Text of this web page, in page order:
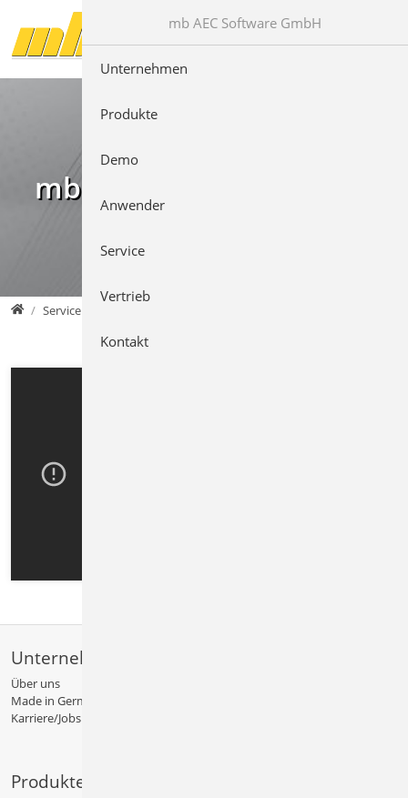
Direkt zur Hauptnavigation springen
Direkt zum Inhalt springen
mb Videos
mb AEC Software GmbH
Service
Unternehmen
Über uns
Made in Germany
Karriere/Jobs
Produkte
mb AEC Software GmbH
Unternehmen
Produkte
Demo
Anwender
Service
Vertrieb
Kontakt